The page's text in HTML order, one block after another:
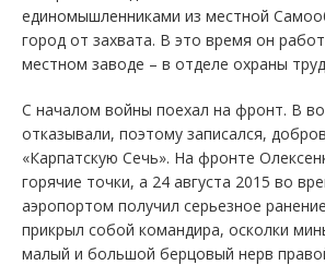
единомышленниками из местной
город от захвата. В это время он
местном заводе – в отделе охраны
С началом войны поехал на фронт. В
отказывали, поэтому записался,
«Карпатскую Сечь». На фронте
горячие точки, а 24 августа 2015 во
аэропортом получил серьезное
прикрыл собой командира, осколки
малый и большой берцовый нерв